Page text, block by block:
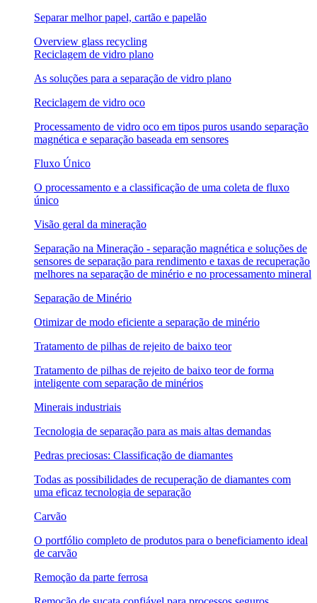
Separar melhor papel, cartão e papelão
Overview glass recycling
Reciclagem de vidro plano
As soluções para a separação de vidro plano
Reciclagem de vidro oco
Processamento de vidro oco em tipos puros usando separação
magnética e separação baseada em sensores
Fluxo Único
O processamento e a classificação de uma coleta de fluxo
único
Visão geral da mineração
Separação na Mineração - separação magnética e soluções de
sensores de separação para rendimento e taxas de recuperação
melhores na separação de minério e no processamento mineral
Separação de Minério
Otimizar de modo eficiente a separação de minério
Tratamento de pilhas de rejeito de baixo teor
Tratamento de pilhas de rejeito de baixo teor de forma
inteligente com separação de minérios
Minerais industriais
Tecnologia de separação para as mais altas demandas
Pedras preciosas: Classificação de diamantes
Todas as possibilidades de recuperação de diamantes com
uma eficaz tecnologia de separação
Carvão
O portfólio completo de produtos para o beneficiamento ideal
de carvão
Remoção da parte ferrosa